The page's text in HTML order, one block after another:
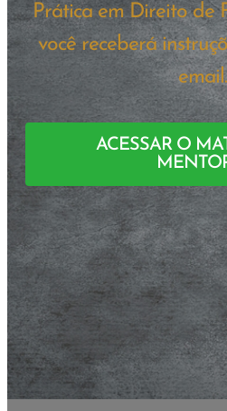
Prática em Direito de
você receberá
email.
ACESSAR O